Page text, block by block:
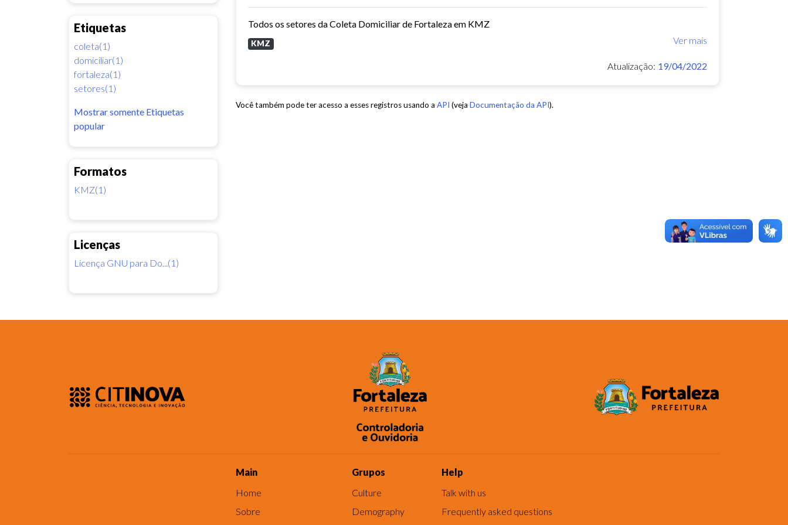
Etiquetas
coleta(1)
domiciliar(1)
fortaleza(1)
setores(1)
Mostrar somente Etiquetas
popular
Formatos
KMZ(1)
Licenças
Licença GNU para Do...(1)
Todos os setores da Coleta Domiciliar de Fortaleza em KMZ
Ver mais
KMZ
Atualização: 19/04/2022
Você também pode ter acesso a esses registros usando a API (veja Documentação da API).
Main
Home
Sobre
Grupos
Culture
Demography
Help
Talk with us
Frequently asked questions